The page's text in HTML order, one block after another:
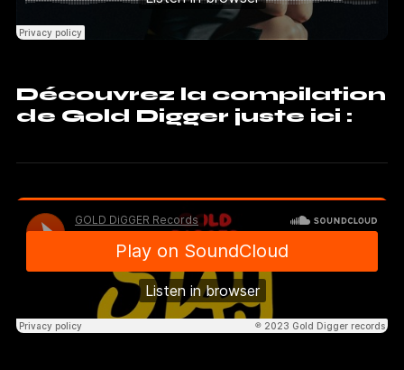
Découvrez la compilation
de Gold Digger juste ici :